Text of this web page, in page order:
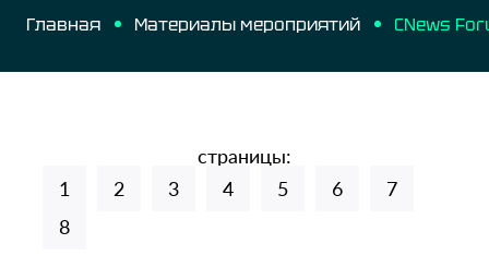
Главная Материалы мероприятий
страницы:
1
2 3 4 5 6
7
8